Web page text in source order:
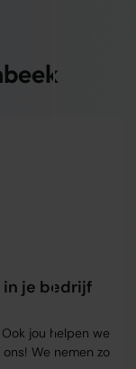
in je bedrijf
jou helpen we
We nemen zo